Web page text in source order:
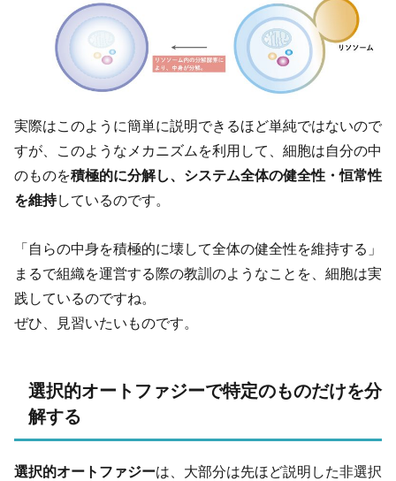
実際はこのように簡単に説明できるほど単純ではないので
すが、このようなメカニズムを利用して、細胞は自分の中
のものを積極的に分解し、システム全体の健全性・恒常性
を維持しているのです。
「自らの中身を積極的に壊して全体の健全性を維持する」
まるで組織を運営する際の教訓のようなことを、細胞は実
践しているのですね。
ぜひ、見習いたいものです。
選択的オートファジーで特定のものだけを分
解する
選択的オートファジーは、大部分は先ほど説明した非選択